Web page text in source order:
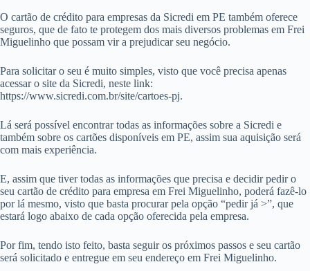
O cartão de crédito para empresas da Sicredi em PE também oferece
seguros, que de fato te protegem dos mais diversos problemas em Frei
Miguelinho que possam vir a prejudicar seu negócio.
Para solicitar o seu é muito simples, visto que você precisa apenas
acessar o site da Sicredi, neste link:
https://www.sicredi.com.br/site/cartoes-pj.
Lá será possível encontrar todas as informações sobre a Sicredi e
também sobre os cartões disponíveis em PE, assim sua aquisição será
com mais experiência.
E, assim que tiver todas as informações que precisa e decidir pedir o
seu cartão de crédito para empresa em Frei Miguelinho, poderá fazê-lo
por lá mesmo, visto que basta procurar pela opção “pedir já >”, que
estará logo abaixo de cada opção oferecida pela empresa.
Por fim, tendo isto feito, basta seguir os próximos passos e seu cartão
será solicitado e entregue em seu endereço em Frei Miguelinho.